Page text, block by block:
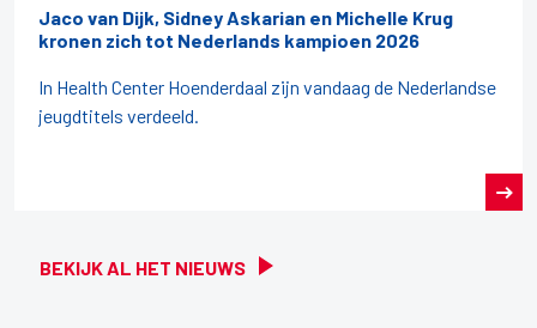
BEKIJK AL HET NIEUWS
Jaco van Dijk, Sidney Askarian en Michelle Krug
kronen zich tot Nederlands kampioen 2026
In Health Center Hoenderdaal zijn vandaag de Nederlandse
jeugdtitels verdeeld.